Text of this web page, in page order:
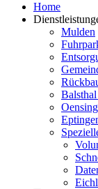
Home
Mulden